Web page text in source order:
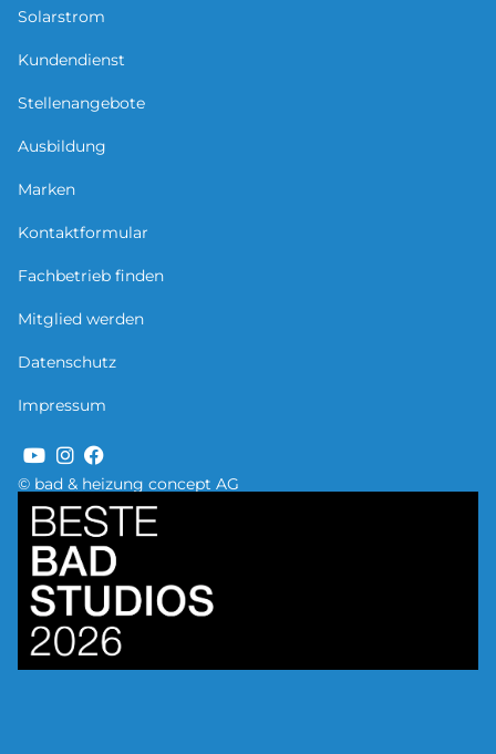
© bad & heizung concept AG
Solarstrom
Kundendienst
Stellenangebote
Ausbildung
Marken
Kontaktformular
Fachbetrieb finden
Mitglied werden
Datenschutz
Impressum